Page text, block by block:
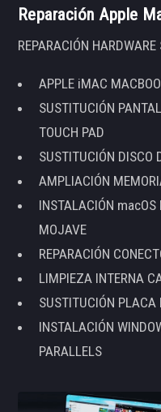
Reparación Apple
REPARACIÓN HARDWARE
APPLE iMAC
SUSTITUCIÓN
TOUCH PAD
SUSTITUCIÓN DISCO
AMPLIACIÓN
INSTALACIÓN macOS
MOJAVE
REPARACIÓN
LIMPIEZA INTERNA
SUSTITUCIÓN PLACA
INSTALACIÓN
PARALLELS